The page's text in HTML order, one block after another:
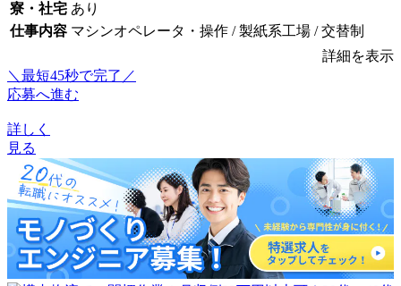
寮・社宅 あり
仕事内容 マシンオペレータ・操作 / 製紙系工場 / 交替制
詳細を表示
＼最短45秒で完了／
応募へ進む
詳しく
見る